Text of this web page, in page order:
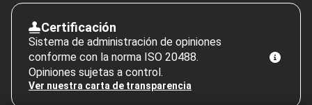
Certificación
Sistema de administración de opiniones
conforme con la norma ISO 20488.
Opiniones sujetas a control.
Ver nuestra carta de transparencia